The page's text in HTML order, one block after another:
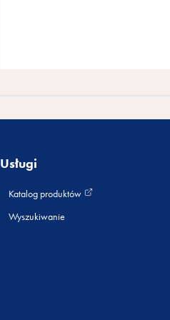
Usługi
Katalog produktów
Wyszukiwanie